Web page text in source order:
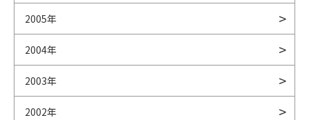
2005年
2004年
2003年
2002年